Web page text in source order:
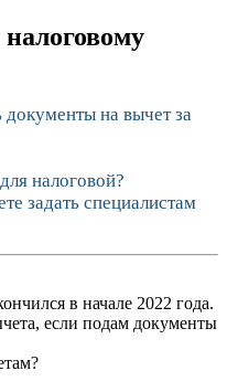
на вычет за
налоговой?
задать специалистам
в начале 2022 года.
если подам документы